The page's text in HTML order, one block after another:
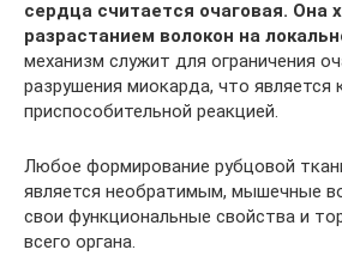
сердца считается очаговая. Она
разрастанием волокон на
механизм служит для ограничения
разрушения миокарда, что является
приспособительной реакцией.
Любое формирование рубцовой
является необратимым, мышечные
свои функциональные свойства и
всего органа.